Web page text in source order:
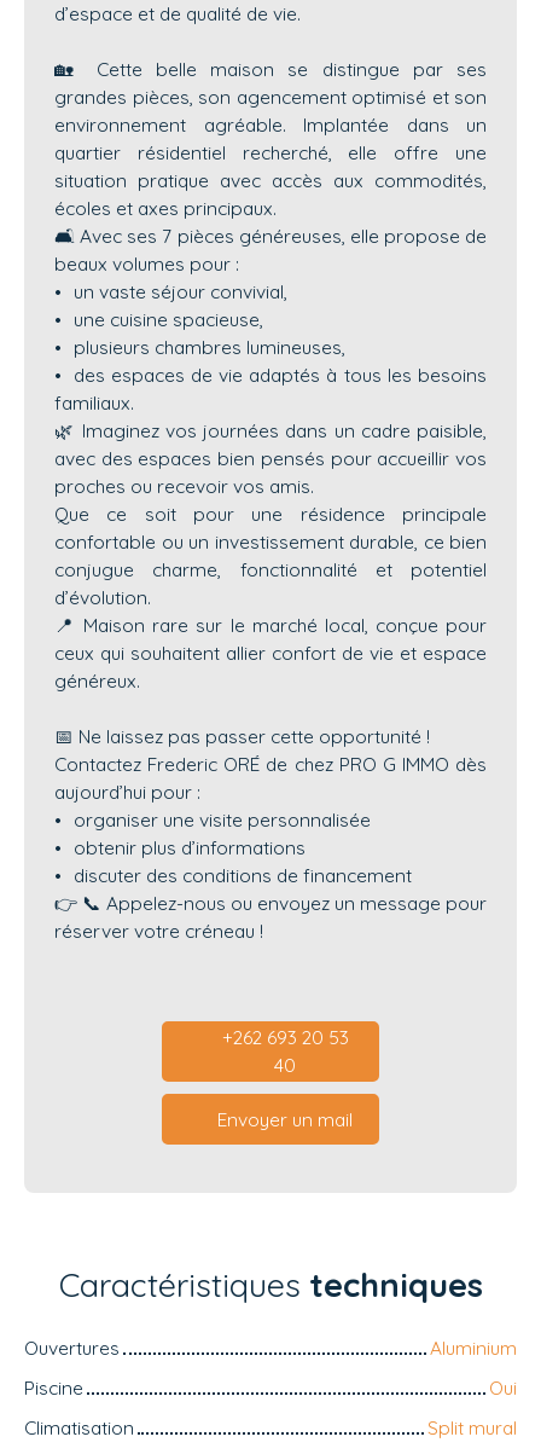
d’espace et de qualité de vie.
🏡 Cette belle maison se distingue par ses
grandes pièces, son agencement optimisé et son
environnement agréable. Implantée dans un
quartier résidentiel recherché, elle offre une
situation pratique avec accès aux commodités,
écoles et axes principaux.
🛋️ Avec ses 7 pièces généreuses, elle propose de
beaux volumes pour :
un vaste séjour convivial,
une cuisine spacieuse,
plusieurs chambres lumineuses,
des espaces de vie adaptés à tous les besoins
familiaux.
🌿 Imaginez vos journées dans un cadre paisible,
avec des espaces bien pensés pour accueillir vos
proches ou recevoir vos amis.
Que ce soit pour une résidence principale
confortable ou un investissement durable, ce bien
conjugue charme, fonctionnalité et potentiel
d’évolution.
📍 Maison rare sur le marché local, conçue pour
ceux qui souhaitent allier confort de vie et espace
généreux.
📅 Ne laissez pas passer cette opportunité !
Contactez Frederic ORÉ de chez PRO G IMMO dès
aujourd’hui pour :
organiser une visite personnalisée
obtenir plus d’informations
discuter des conditions de financement
👉 📞 Appelez-nous ou envoyez un message pour
réserver votre créneau !
+262 693 20 53
40
Envoyer un mail
Caractéristiques techniques
Ouvertures
Aluminium
Piscine
Oui
Climatisation
Split mural